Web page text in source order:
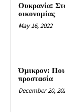
Ουκρανία:
οικονομίας
May 16, 2022
Όμικρον:
προστασία
December 20,